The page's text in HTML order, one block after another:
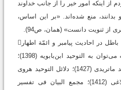
اینکه امور خیر را از جانب خداوند
منع شده‌اند. «بر این اساس،
از ثنویت دانست» (همان، ص94).
دربارة جایگاه ثنویت و ردّ این باطل در احادیث پیامبر و ائمّة اطهار
نیز منابعی در اختیار داریم که می‌توان به التوحید ابن‌بابویه (1398)؛
التوحید مفضّل (1404)؛ التوحید ماتریدی (1427)؛ دلائل التوحید هروی
(1404)؛ التوحید و التثلیث بلاغی (1412)؛ مجمع البیان فی تفسیر